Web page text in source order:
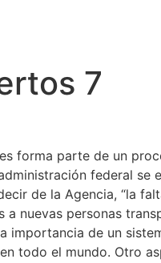
7
forma parte de un
federal se
de la Agencia, “la
nuevas personas
de un
todo el mundo. Otro